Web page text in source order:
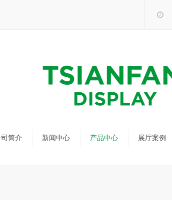
简介 新闻中心 产品中心 展厅案例